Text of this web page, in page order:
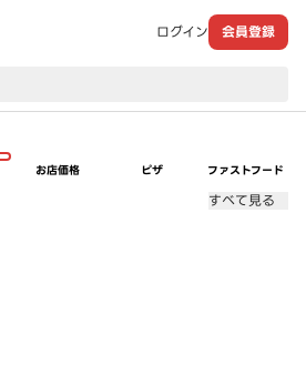
ログイン 会員登録
お店価格 ピザ ファストフード
すべて見る